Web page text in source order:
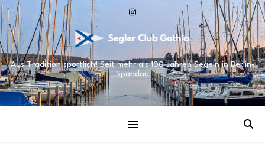
Aus Tradition sportlich! Seit mehr als 100 Jahren Segeln in Berlin-
Spandau